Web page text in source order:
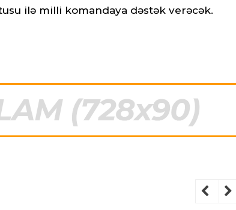
ilə milli komandaya dəstək verəcək.